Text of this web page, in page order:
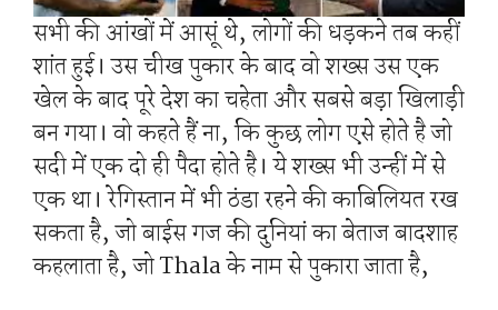
सभी की आंखों में आसूं थे, लोगों की धड़कने तब कहीं
शांत हुई। उस चीख पुकार के बाद वो शख्स उस एक
खेल के बाद पूरे देश का चहेता और सबसे बड़ा खिलाड़ी
बन गया। वो कहते हैं ना, कि कुछ लोग एसे होते है जो
सदी में एक दो ही पैदा होते है। ये शख्स भी उन्हीं में से
एक था। रेगिस्तान में भी ठंडा रहने की काबिलियत रख
सकता है, जो बाईस गज की दुनियां का बेताज बादशाह
कहलाता है, जो Thala के नाम से पुकारा जाता है,